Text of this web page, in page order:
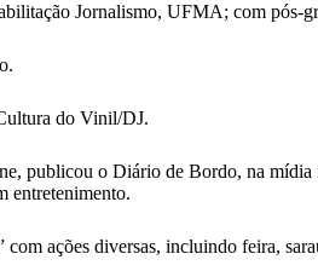
Jornalismo, UFMA; com pós-
do Vinil/DJ.
publicou o Diário de Bordo, na
entretenimento.
ações diversas, incluindo feira,